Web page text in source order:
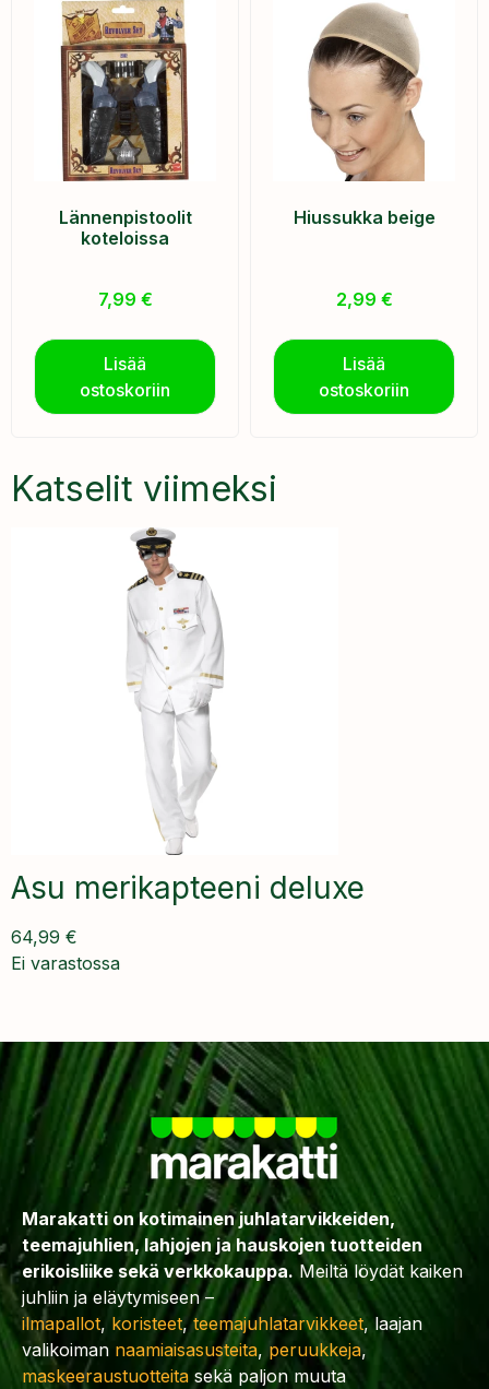
Lännenpistoolit
koteloissa
7,99 €
Lisää
ostoskoriin
Hiussukka beige
2,99 €
Lisää
ostoskoriin
Katselit viimeksi
Asu merikapteeni deluxe
64,99 €
Ei varastossa
Marakatti on kotimainen juhlatarvikkeiden,
teemajuhlien, lahjojen ja hauskojen tuotteiden
erikoisliike sekä verkkokauppa. Meiltä löydät kaiken
juhliin ja eläytymiseen –
ilmapallot, koristeet,teemajuhlatarvikkeet, laajan
valikoiman naamiaisasusteita, peruukkeja,
maskeeraustuotteita sekä paljon muuta